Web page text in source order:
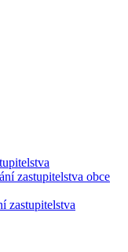
zastupitelstva obce
zastupitelstva